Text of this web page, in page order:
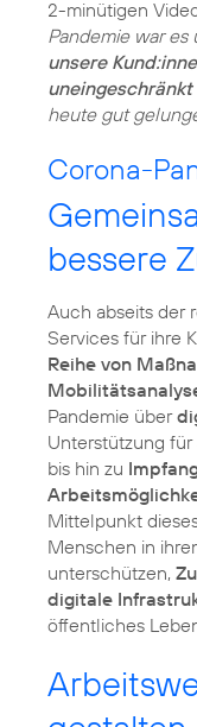
2-minütigen
Pandemie war es
unsere
heute gut
Corona-
bessere
Auch abseits der
Services für ihre
Reihe von
Pandemie über
Unterstützung
bis hin zu
Mittelpunkt
Menschen in
unterschützen,
digitale
öffentliches